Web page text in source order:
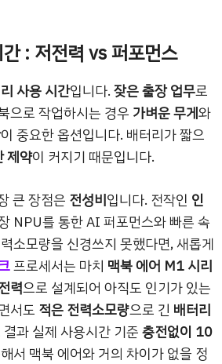
: 저전력 vs 퍼포먼스
사용 시간입니다.잦은 출장 업무로
으로 작업하시는 경우 가벼운 무게와
이 중요한 옵션입니다. 배터리가 짧으
제약이 커지기 때문입니다.
큰 장점은 전성비입니다. 전작인 인
NPU를 통한 AI 퍼포먼스와 빠른 속
소모량을 신경쓰지 못했다면, 새롭게
프로세서는 마치 맥북 에어 M1 시리
력으로 설계되어 아직도 인기가 있는
서도 적은 전력소모량으로 긴 배터리
과 실제 사용시간 기준충전없이 10
서 맥북 에어와 거의 차이가 없을 정